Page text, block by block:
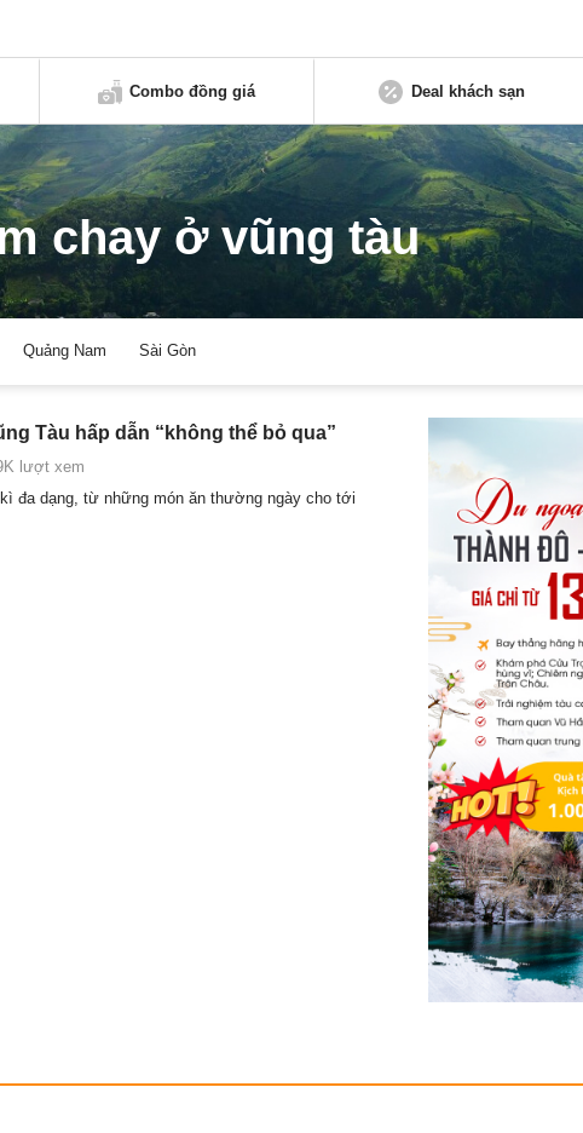
Combo đồng giá Deal khách sạn
chay ở vũng tàu
Quảng Nam Sài Gòn
Tàu hấp dẫn “không thể bỏ qua”
lượt xem
đa dạng, từ những món ăn thường ngày cho tới